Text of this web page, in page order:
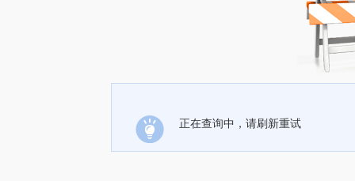
正在查询中，请刷新重试